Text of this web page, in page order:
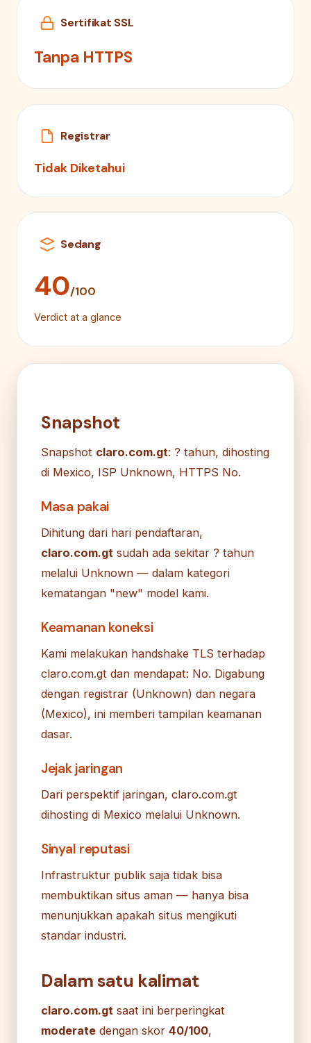
Sertifikat SSL
Tanpa HTTPS
Registrar
Tidak Diketahui
Sedang
40/100
Verdict at a glance
Snapshot
Snapshot claro.com.gt: ? tahun, dihosting
di Mexico, ISP Unknown, HTTPS No.
Masa pakai
Dihitung dari hari pendaftaran,
claro.com.gt sudah ada sekitar ? tahun
melalui Unknown — dalam kategori
kematangan "new" model kami.
Keamanan koneksi
Kami melakukan handshake TLS terhadap
claro.com.gt dan mendapat: No. Digabung
dengan registrar (Unknown) dan negara
(Mexico), ini memberi tampilan keamanan
dasar.
Jejak jaringan
Dari perspektif jaringan, claro.com.gt
dihosting di Mexico melalui Unknown.
Sinyal reputasi
Infrastruktur publik saja tidak bisa
membuktikan situs aman — hanya bisa
menunjukkan apakah situs mengikuti
standar industri.
Dalam satu kalimat
claro.com.gt saat ini berperingkat
moderate dengan skor 40/100,